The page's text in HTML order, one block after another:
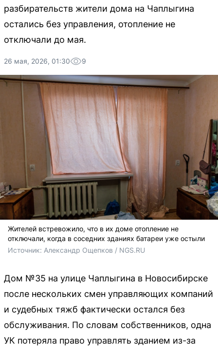
разбирательств жители дома на Чаплыгина
остались без управления, отопление не
отключали до мая.
26 мая, 2026, 01:30 9
Жителей встревожило, что в их доме отопление не
отключали, когда в соседних зданиях батареи уже остыли
Источник: Александр Ощепков / NGS.RU
Дом №35 на улице Чаплыгина в Новосибирске
после нескольких смен управляющих компаний
и судебных тяжб фактически остался без
обслуживания. По словам собственников, одна
УК потеряла право управлять зданием из-за